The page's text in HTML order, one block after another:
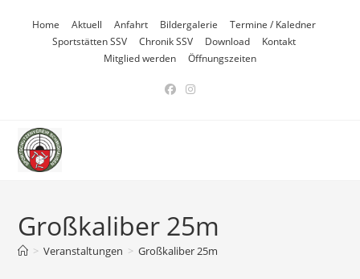
Home Aktuell Anfahrt Bildergalerie
Termine / Kaledner
Sportstätten SSV
Chronik SSV Download
Kontakt
Mitglied werden
Öffnungszeiten
Großkaliber 25m
> Veranstaltungen > Großkaliber 25m